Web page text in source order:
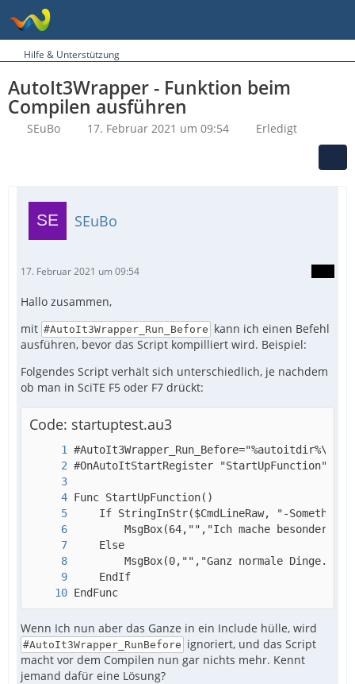
Hilfe & Unterstützung
AutoIt3Wrapper - Funktion beim
Compilen ausführen
SEuBo 17. Februar 2021 um 09:54 Erledigt
SEuBo
17. Februar 2021 um 09:54
Hallo zusammen,
mit #AutoIt3Wrapper_Run_Before kann ich einen Befehl
ausführen, bevor das Script kompilliert wird. Beispiel:
Folgendes Script verhält sich unterschiedlich, je nachdem
ob man in SciTE F5 oder F7 drückt:
Code: startuptest.au3
EndFunc
Wenn Ich nun aber das Ganze in ein Include hülle, wird
#AutoIt3Wrapper_RunBefore ignoriert, und das Script
macht vor dem Compilen nun gar nichts mehr. Kennt
jemand dafür eine Lösung?